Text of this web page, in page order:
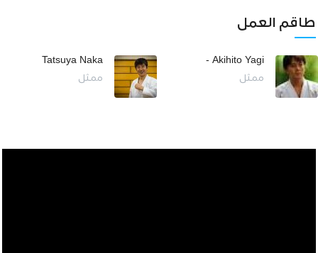
طاقم العمل
Akihito Yagi -
ممثل
Tatsuya Naka
ممثل